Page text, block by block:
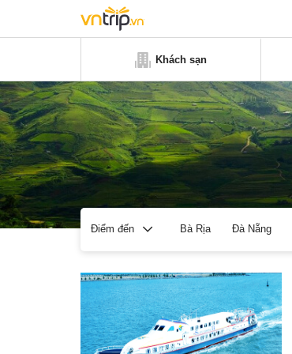
Khách sạn
Điểm đến Bà Rịa Đà Nẵng